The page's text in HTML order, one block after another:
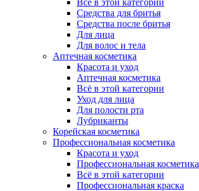
Всё в этой категории
Средства для бритья
Средства после бритья
Для лица
Для волос и тела
Аптечная косметика
Красота и уход
Аптечная косметика
Всё в этой категории
Уход для лица
Для полости рта
Лубриканты
Корейская косметика
Профессиональная косметика
Красота и уход
Профессиональная косметика
Всё в этой категории
Профессиональная краска